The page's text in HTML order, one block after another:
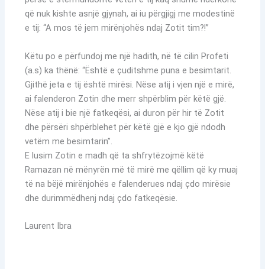
që nuk kishte asnjë gjynah, ai iu përgjigj me modestinë
e tij: “A mos të jem mirënjohës ndaj Zotit tim?!”
Këtu po e përfundoj me një hadith, në të cilin Profeti
(a.s) ka thënë: “Është e çuditshme puna e besimtarit.
Gjithë jeta e tij është mirësi. Nëse atij i vjen një e mirë,
ai falenderon Zotin dhe merr shpërblim për këtë gjë.
Nëse atij i bie një fatkeqësi, ai duron për hir të Zotit
dhe përsëri shpërblehet për këtë gjë e kjo gjë ndodh
vetëm me besimtarin”.
E lusim Zotin e madh që ta shfrytëzojmë këtë
Ramazan në mënyrën më të mirë me qëllim që ky muaj
të na bëjë mirënjohës e falenderues ndaj çdo mirësie
dhe durimmëdhenj ndaj çdo fatkeqësie.
Laurent Ibra